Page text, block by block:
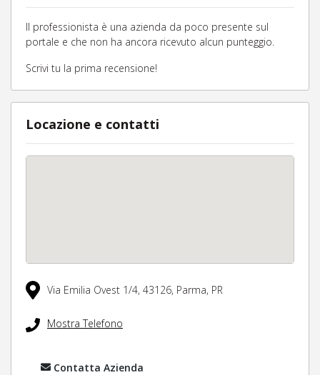
Il professionista è una azienda da poco presente sul
portale e che non ha ancora ricevuto alcun punteggio.
Scrivi tu la prima recensione!
Locazione e contatti
Via Emilia Ovest 1/4, 43126, Parma, PR
Mostra Telefono
Contatta Azienda